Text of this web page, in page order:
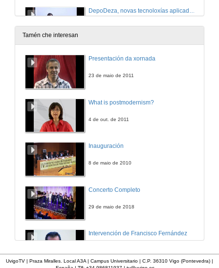
5 de abr. de 2013
Presentación de Martín López Nores
Tamén che interesan
Presentación da xornada
23 de maio de 2011
What is postmodernism?
4 de out. de 2011
Inauguración
8 de maio de 2010
Concerto Completo
29 de maio de 2018
Intervención de Francisco Fernández
UvigoTV | Praza Miralles. Local A3A | Campus Universitario | C.P. 36310 Vigo (Pontevedra) |